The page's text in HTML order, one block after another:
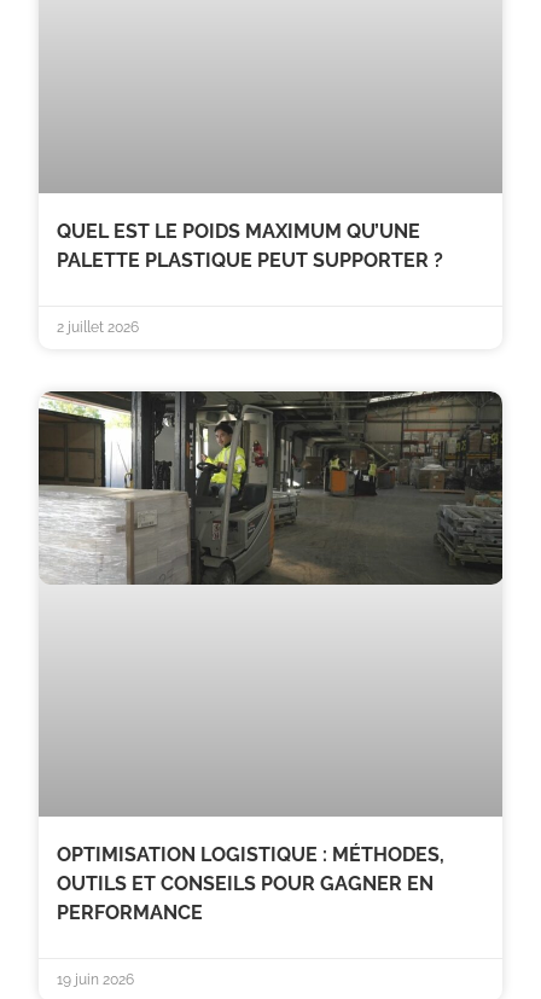
QUEL EST LE POIDS MAXIMUM QU’UNE
PALETTE PLASTIQUE PEUT SUPPORTER ?
2 juillet 2026
OPTIMISATION LOGISTIQUE : MÉTHODES,
OUTILS ET CONSEILS POUR GAGNER EN
PERFORMANCE
19 juin 2026